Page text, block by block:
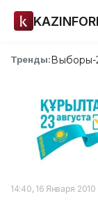
Тренды:Выборы-
14:40, 16 Января 2010